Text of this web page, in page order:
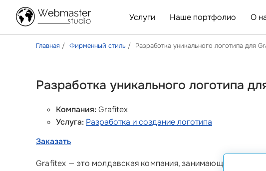
Услуги Наше портфолио О
Главная Фирменный стиль Разработка уникального логотипа для
Разработка уникального логотипа
Компания:Grafitex
Услуга: Разработка и создание логотипа
Заказать
Grafitex — это молдавская компания, занимающаяся